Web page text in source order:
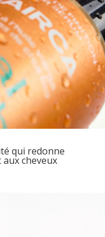
qui redonne
aux cheveux